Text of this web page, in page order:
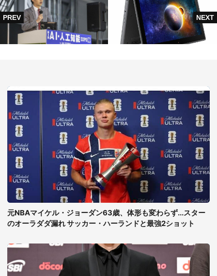
元NBAマイケル・ジョーダン63歳、体形も変わらず...スター
のオーラダダ漏れ サッカー・ハーランドと最強2ショット